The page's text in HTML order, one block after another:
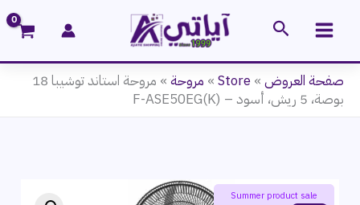
البحث
صفحة العروض »
Store
» مروحة »
مروحة استاند توشيبا 18
بوصة، 5 ريش، أسود – F-ASE50EG(K)
ayatie 🌻 offers
Summer product sale